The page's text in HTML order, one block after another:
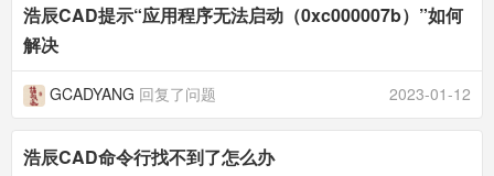
浩辰CAD提示“应用程序无法启动（0xc000007b）”如何
解决
GCADYANG 回复了问题 2023-01-12
浩辰CAD命令行找不到了怎么办